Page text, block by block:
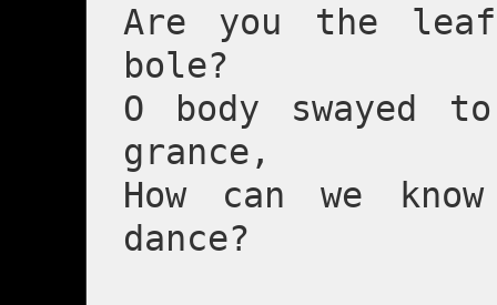
Are you the
bole?
O body swayed
grance,
How can we
dance?